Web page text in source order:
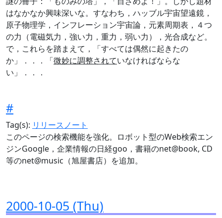
はなかなか興味深いな。すなわち，ハッブル宇宙望遠鏡，
原子物理学，インフレーション宇宙論，元素周期表，４つ
の力（電磁気力，強い力，重力，弱い力），光合成など。
で，これらを踏まえて，「すべては偶然に起きたの
か」．．．「微妙に調整されていなければならな
い」．．．
#
Tag(s): リリースノート
このページの検索機能を強化。ロボット型のWeb検索エン
ジンGoogle，企業情報の日経goo，書籍のnet@book, CD
等のnet@music（旭屋書店）を追加。
2000-10-05 (Thu)